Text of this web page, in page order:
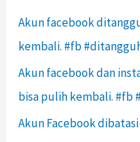
Akun facebook
kembali. #fb
Akun facebook dan
bisa pulih kembali. #fb
Akun Facebook